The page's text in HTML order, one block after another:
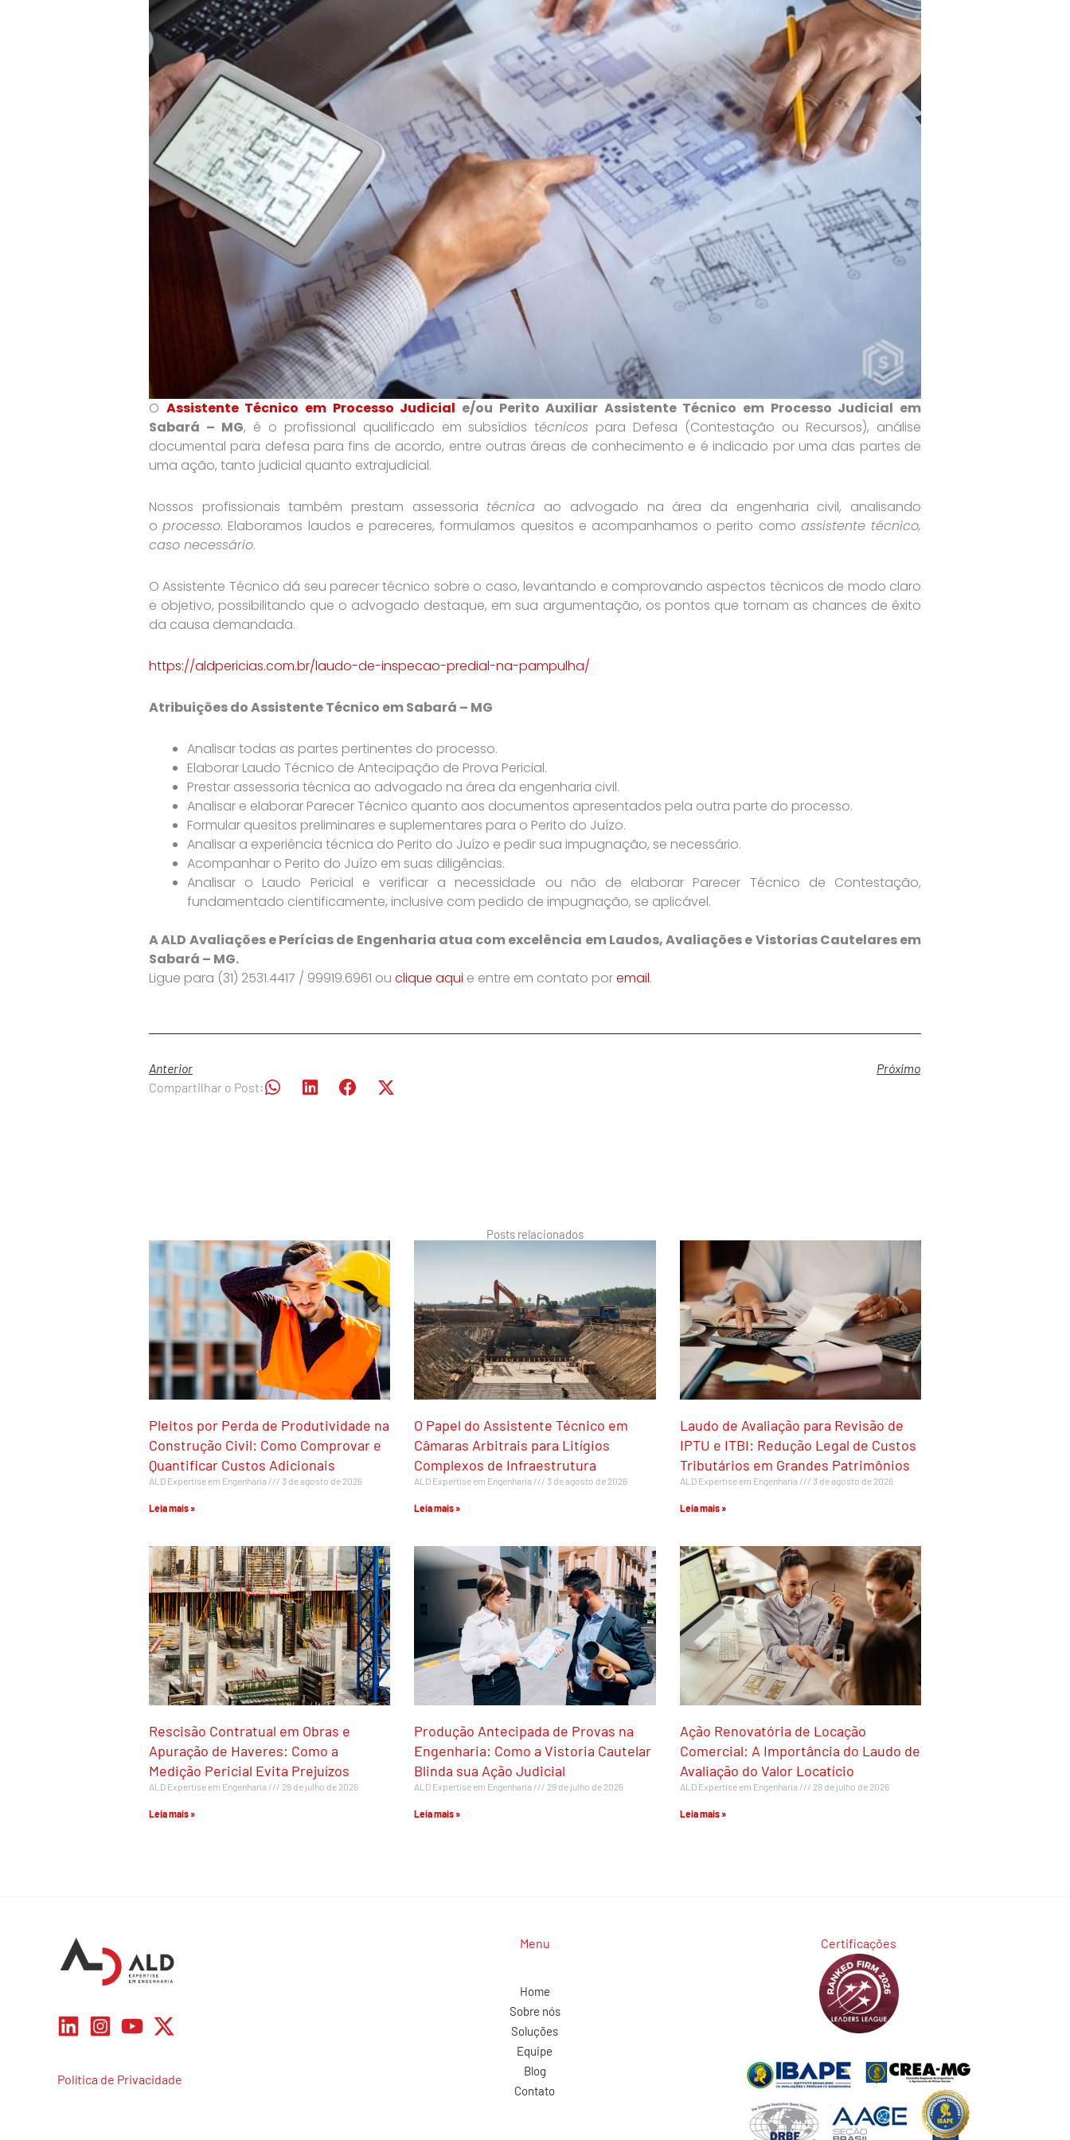
O Assistente Técnico em Processo Judicial e/ou Perito Auxiliar Assistente Técnico em Processo Judicial em
Sabará – MG, é o profissional qualificado em subsídios técnicos para Defesa (Contestação ou Recursos), análise
documental para defesa para fins de acordo, entre outras áreas de conhecimento e é indicado por uma das partes de
uma ação, tanto judicial quanto extrajudicial.
Nossos profissionais também prestam assessoria técnica ao advogado na área da engenharia civil, analisando
oprocesso. Elaboramos laudos e pareceres, formulamos quesitos e acompanhamos o perito como assistente técnico,
caso necessário.
O Assistente Técnico dá seu parecer técnico sobre o caso, levantando e comprovando aspectos técnicos de modo claro
e objetivo, possibilitando que o advogado destaque, em sua argumentação, os pontos que tornam as chances de êxito
da causa demandada.
https://aldpericias.com.br/laudo-de-inspecao-predial-na-pampulha/
Atribuições do Assistente Técnico em Sabará – MG
Analisar todas as partes pertinentes do processo.
Elaborar Laudo Técnico de Antecipação de Prova Pericial.
Prestar assessoria técnica ao advogado na área da engenharia civil.
Analisar e elaborar Parecer Técnico quanto aos documentos apresentados pela outra parte do processo.
Formular quesitos preliminares e suplementares para o Perito do Juízo.
Analisar a experiência técnica do Perito do Juízo e pedir sua impugnação, se necessário.
Acompanhar o Perito do Juízo em suas diligências.
Analisar o Laudo Pericial e verificar a necessidade ou não de elaborar Parecer Técnico de Contestação,
fundamentado cientificamente, inclusive com pedido de impugnação, se aplicável.
A ALD Avaliações e Perícias de Engenharia atua com excelência em Laudos, Avaliações e Vistorias Cautelares em
Sabará – MG.
Ligue para (31) 2531.4417 / 99919.6961 ou clique aqui e entre em contato poremail.
Anterior
Próximo
Compartilhar o Post:
Posts relacionados
Pleitos por Perda de Produtividade na
Construção Civil: Como Comprovar e
Quantificar Custos Adicionais
ALD Expertise em Engenharia 3 de agosto de 2026
Leia mais »
O Papel do Assistente Técnico em
Câmaras Arbitrais para Litígios
Complexos de Infraestrutura
ALD Expertise em Engenharia 3 de agosto de 2026
Leia mais »
Laudo de Avaliação para Revisão de
IPTU e ITBI: Redução Legal de Custos
Tributários em Grandes Patrimônios
ALD Expertise em Engenharia 3 de agosto de 2026
Leia mais »
Rescisão Contratual em Obras e
Apuração de Haveres: Como a
Medição Pericial Evita Prejuízos
ALD Expertise em Engenharia 29 de julho de 2026
Leia mais »
Produção Antecipada de Provas na
Engenharia: Como a Vistoria Cautelar
Blinda sua Ação Judicial
ALD Expertise em Engenharia 29 de julho de 2026
Leia mais »
Ação Renovatória de Locação
Comercial: A Importância do Laudo de
Avaliação do Valor Locatício
ALD Expertise em Engenharia 29 de julho de 2026
Leia mais »
Política de Privacidade
Menu
Home
Sobre nós
Soluções
Equipe
Blog
Contato
Certificações